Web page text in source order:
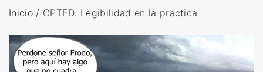
Inicio/ CPTED: Legibilidad en la práctica